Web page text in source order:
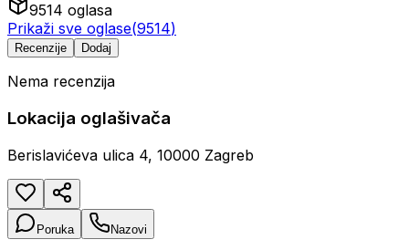
9514 oglasa
Prikaži sve oglase(9514)
Recenzije Dodaj
Nema recenzija
Lokacija oglašivača
Berislavićeva ulica 4, 10000 Zagreb
Poruka Nazovi